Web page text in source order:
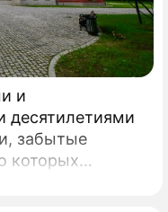
и
забытые
которых
догадывались.